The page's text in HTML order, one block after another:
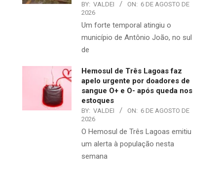
BY: VALDEI ON: 6 DE AGOSTO DE
2026
Um forte temporal atingiu o
município de Antônio João, no sul
de
Hemosul de Três Lagoas faz
apelo urgente por doadores de
sangue O+ e O- após queda nos
estoques
BY: VALDEI ON: 6 DE AGOSTO DE
2026
O Hemosul de Três Lagoas emitiu
um alerta à população nesta
semana